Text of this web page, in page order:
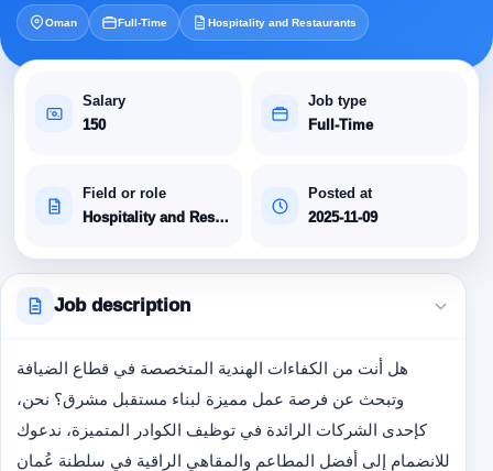
Oman Full-Time Hospitality and Restaurants
Salary
150
Job type
Full-Time
Field or role
Hospitality and Restaurants
Posted at
2025-11-09
Job description
هل أنت من الكفاءات الهندية المتخصصة في قطاع الضيافة
وتبحث عن فرصة عمل مميزة لبناء مستقبل مشرق؟ نحن،
كإحدى الشركات الرائدة في توظيف الكوادر المتميزة، ندعوك
للانضمام إلى أفضل المطاعم والمقاهي الراقية في سلطنة عُمان